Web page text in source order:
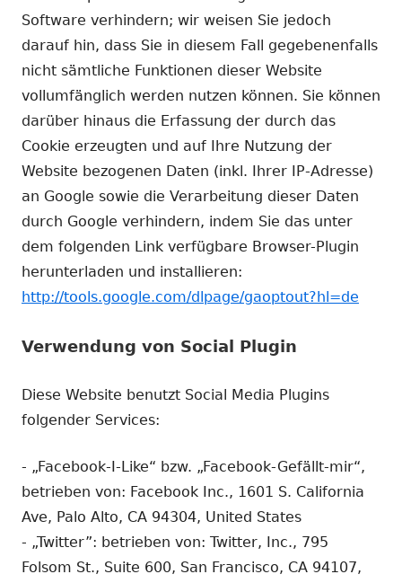
Software verhindern; wir weisen Sie jedoch
darauf hin, dass Sie in diesem Fall gegebenenfalls
nicht sämtliche Funktionen dieser Website
vollumfänglich werden nutzen können. Sie können
darüber hinaus die Erfassung der durch das
Cookie erzeugten und auf Ihre Nutzung der
Website bezogenen Daten (inkl. Ihrer IP-Adresse)
an Google sowie die Verarbeitung dieser Daten
durch Google verhindern, indem Sie das unter
dem folgenden Link verfügbare Browser-Plugin
herunterladen und installieren:
http://tools.google.com/dlpage/gaoptout?hl=de
Verwendung von Social Plugin
Diese Website benutzt Social Media Plugins
folgender Services:
- „Facebook-I-Like“ bzw. „Facebook-Gefällt-mir“,
betrieben von: Facebook Inc., 1601 S. California
Ave, Palo Alto, CA 94304, United States
- „Twitter”: betrieben von: Twitter, Inc., 795
Folsom St., Suite 600, San Francisco, CA 94107,